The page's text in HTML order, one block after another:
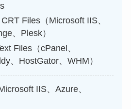
Files（Microsoft IIS、
、Plesk）
Files（cPanel、
、HostGator、WHM）
IIS、Azure、